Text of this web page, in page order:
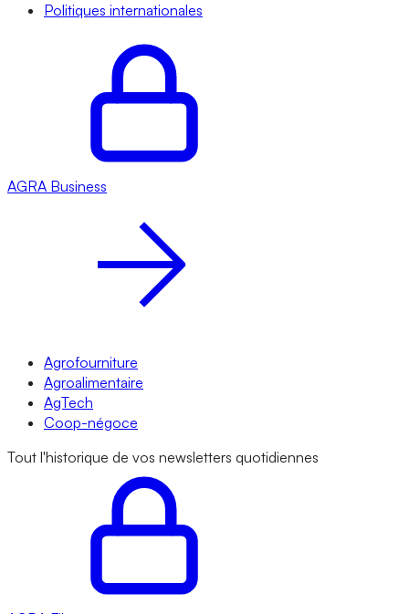
Politiques internationales
AGRA Business
Agrofourniture
Agroalimentaire
AgTech
Coop-négoce
Tout l'historique de vos newsletters quotidiennes